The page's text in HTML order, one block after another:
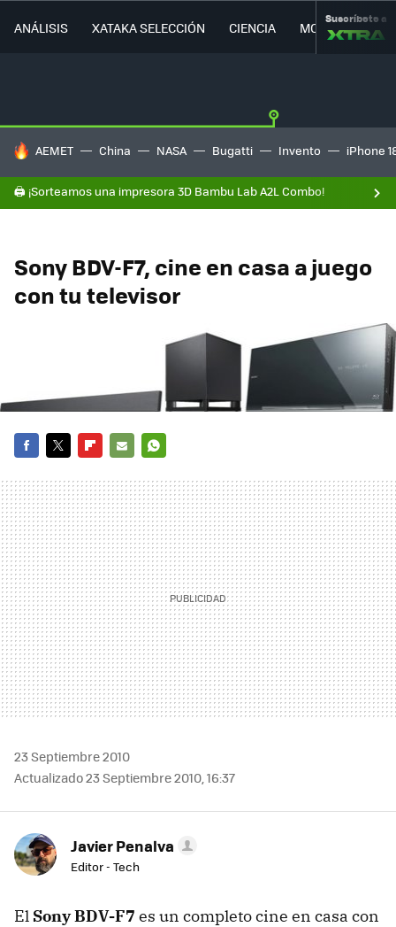
ANÁLISIS XATAKA SELECCIÓN CIENCIA MOVILIDAD
Suscríbete a
HOY SE HABLA DE
AEMET China NASA Bugatti Invento iPhone
🖨️ ¡Sorteamos una impresora 3D Bambu Lab A2L Combo!
Sony BDV-F7, cine en casa a juego
con tu televisor
MAIL
23 Septiembre 2010
Actualizado 23 Septiembre 2010, 16:37
Javier Penalva
Editor - Tech
El Sony BDV-F7 es un completo cine en casa con